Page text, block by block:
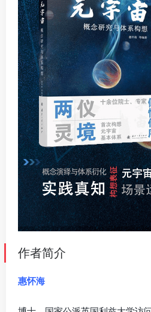
作者简介
惠怀海